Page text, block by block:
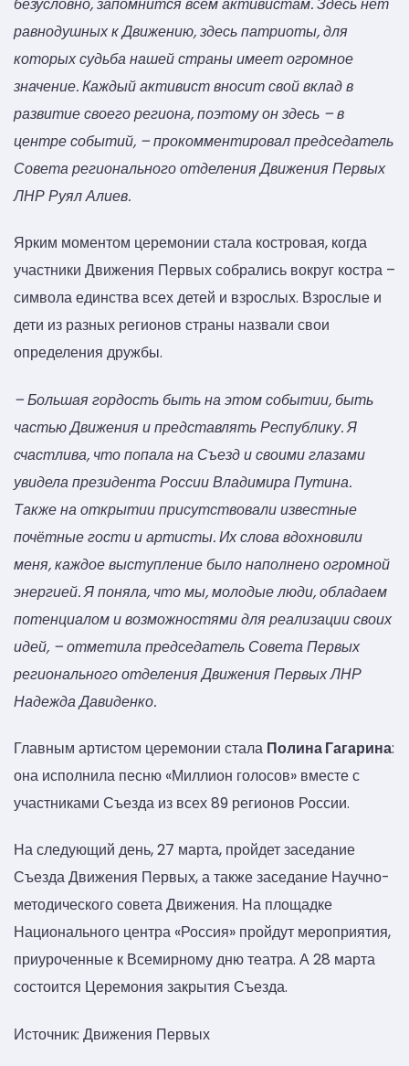
равнодушных к Движению, здесь патриоты, для
которых судьба нашей страны имеет огромное
значение. Каждый активист вносит свой вклад в
развитие своего региона, поэтому он здесь – в
центре событий, – прокомментировал председатель
Совета регионального отделения Движения Первых
ЛНР Руял Алиев.
Ярким моментом церемонии стала костровая, когда
участники Движения Первых собрались вокруг костра –
символа единства всех детей и взрослых. Взрослые и
дети из разных регионов страны назвали свои
определения дружбы.
– Большая гордость быть на этом событии, быть
частью Движения и представлять Республику. Я
счастлива, что попала на Съезд и своими глазами
увидела президента России Владимира Путина.
Также на открытии присутствовали известные
почётные гости и артисты. Их слова вдохновили
меня, каждое выступление было наполнено огромной
энергией. Я поняла, что мы, молодые люди, обладаем
потенциалом и возможностями для реализации своих
идей, – отметила председатель Совета Первых
регионального отделения Движения Первых ЛНР
Надежда Давиденко.
Главным артистом церемонии стала Полина Гагарина:
она исполнила песню «Миллион голосов» вместе с
участниками Съезда из всех 89 регионов России.
На следующий день, 27 марта, пройдет заседание
Съезда Движения Первых, а также заседание Научно-
методического совета Движения. На площадке
Национального центра «Россия» пройдут мероприятия,
приуроченные к Всемирному дню театра. А 28 марта
состоится Церемония закрытия Съезда.
Источник: Движения Первых